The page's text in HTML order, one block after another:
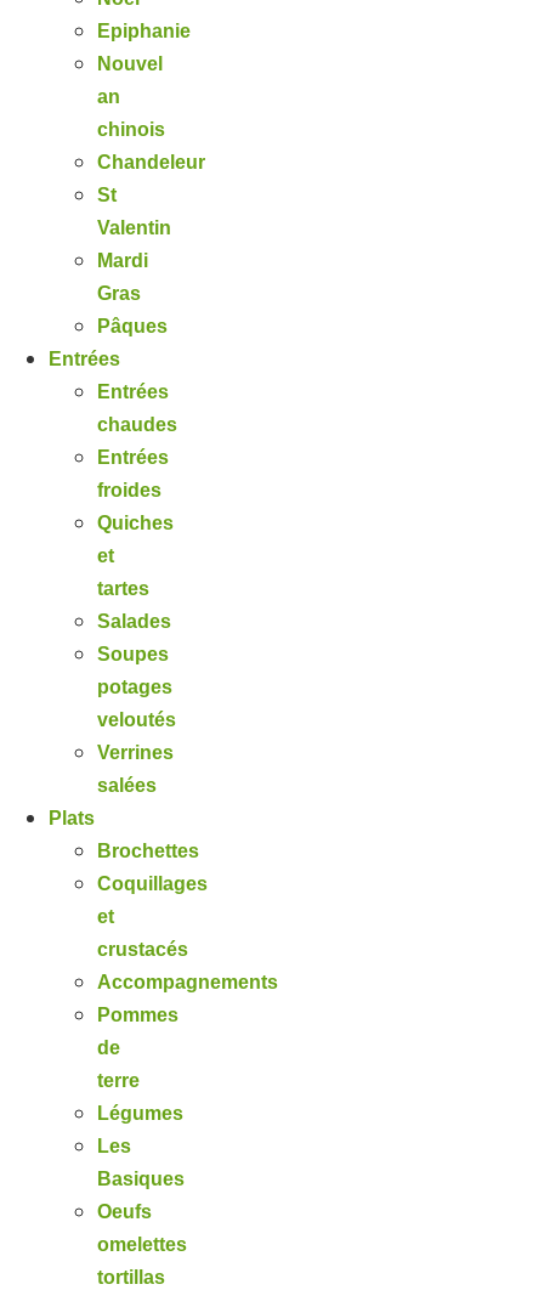
Epiphanie
Nouvel
an
chinois
Chandeleur
St
Valentin
Mardi
Gras
Pâques
Entrées
Entrées
chaudes
Entrées
froides
Quiches
et
tartes
Salades
Soupes
potages
veloutés
Verrines
salées
Plats
Brochettes
Coquillages
et
crustacés
Accompagnements
Pommes
de
terre
Légumes
Les
Basiques
Oeufs
omelettes
tortillas